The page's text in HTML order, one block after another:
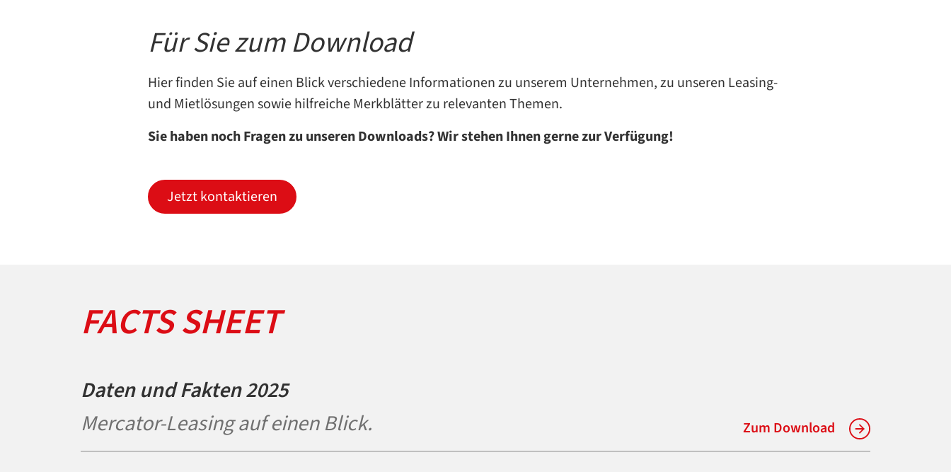
Für Sie zum Download
Hier finden Sie auf einen Blick verschiedene Informationen zu unserem Unternehmen, zu unseren Leasing-
und Mietlösungen sowie hilfreiche Merkblätter zu relevanten Themen.
Sie haben noch Fragen zu unseren Downloads?Wir stehen Ihnen gerne zur Verfügung!
Jetzt kontaktieren
FACTS SHEET
Daten und Fakten 2025
Mercator-Leasing auf einen Blick.
Zum Download